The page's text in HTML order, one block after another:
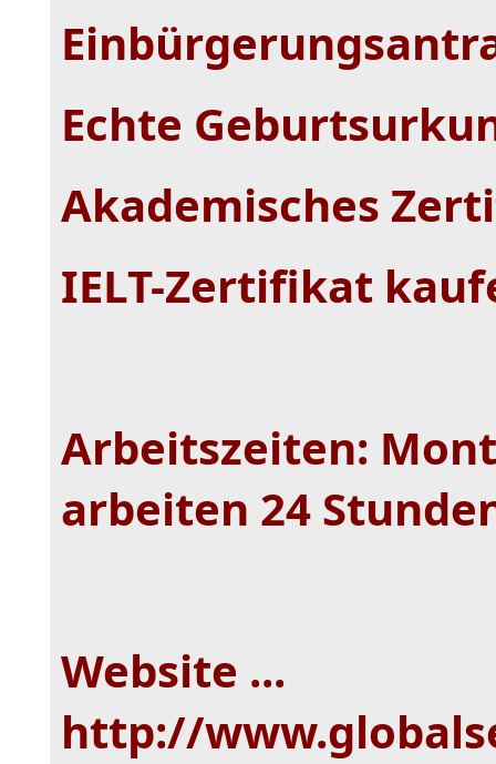
Echte
Akademisches
IELT-Zertifikat
Arbeitszeiten:
arbeiten 24
Website ...
http://